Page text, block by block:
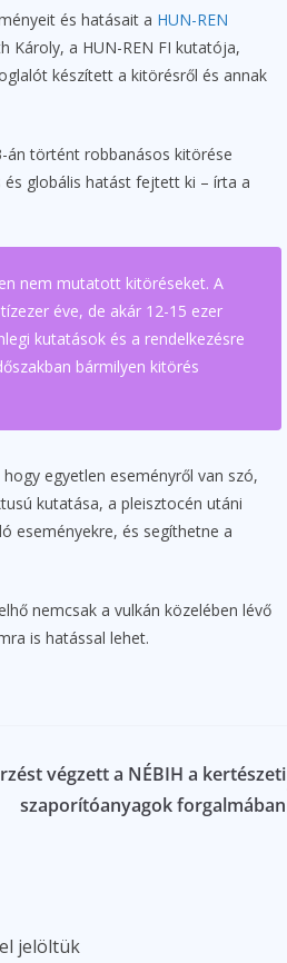
és hatásait a HUN-REN
Károly, a HUN-REN FI kutatója,
készített a kitörésről és annak
án történt robbanásos kitörése
és globális hatást fejtett ki – írta a
nem mutatott kitöréseket. A
éve, de akár 12-15 ezer
kutatások és a rendelkezésre
bármilyen kitörés
egyetlen eseményről van szó,
kutatása, a pleisztocén utáni
eseményekre, és segíthetne a
nemcsak a vulkán közelében lévő
is hatással lehet.
végzett a NÉBIH a kertészeti
szaporítóanyagok forgalmában
jelöltük